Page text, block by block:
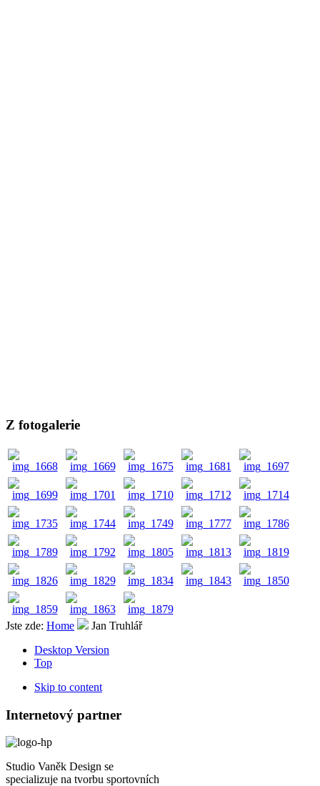
Z fotogalerie
Jste zde: Home
Jan Truhlář
Desktop Version
Top
Skip to content
Internetový partner
Studio Vaněk Design se
specializuje na tvorbu sportovních